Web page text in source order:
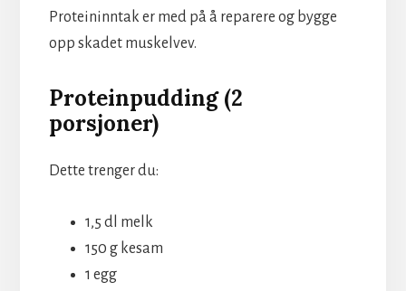
Proteininntak er med på å reparere og bygge
opp skadet muskelvev.
Proteinpudding (2
porsjoner)
Dette trenger du:
1,5 dl melk
150 g kesam
1 egg